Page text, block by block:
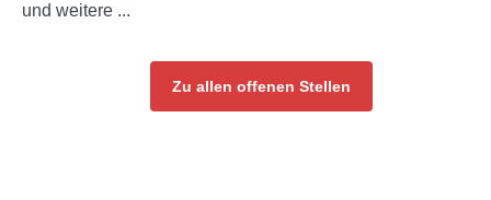
und weitere ...
Zu allen offenen Stellen